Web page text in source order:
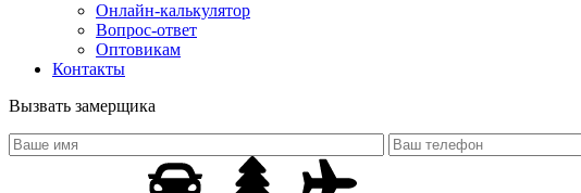
Онлайн-калькулятор
Вопрос-ответ
Оптовикам
Контакты
Вызвать замерщика